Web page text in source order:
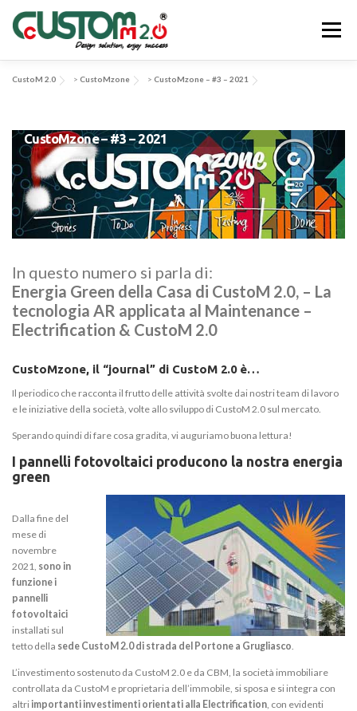
contenuto
Menu
APPLICAZIONI & SOLUZIONI EV-SYS NEWS
CONTATTACI
CustoM 2.0 > CustoMzone > CustoMzone – #3 – 2021
CustoMzone – #3 – 2021
In questo numero si parla di:
Energia Green della Casa di CustoM 2.0, – La
tecnologia AR applicata al Maintenance –
Electrification & CustoM 2.0
CustoMzone, il “journal” di CustoM 2.0 è…
Il periodico che racconta il frutto delle attività svolte dai nostri team di lavoro
e le iniziative della società, volte allo sviluppo di CustoM 2.0 sul mercato.
Sperando quindi di fare cosa gradita, vi auguriamo buona lettura!
I pannelli fotovoltaici producono la nostra energia
green
Dalla fine del
mese di
novembre
2021, sono in
funzione i
pannelli
fotovoltaici
installati sul
tetto della sede CustoM 2.0 di strada del Portone a Grugliasco
L’investimento sostenuto da CustoM 2.0 e da CBM, la società immobiliare
controllata da CustoM e proprietaria dell’immobile, si sposa e si integra con
altri importanti investimenti orientati alla Electrification, con evidenti